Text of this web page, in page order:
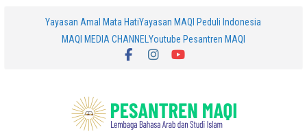
Yayasan Amal Mata HatiYayasan MAQI Peduli Indonesia
MAQI MEDIA CHANNEL Youtube Pesantren MAQI